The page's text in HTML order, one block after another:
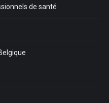
de santé